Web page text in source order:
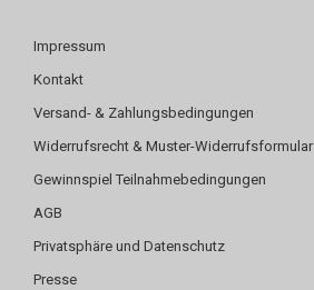
Impressum
Kontakt
Versand- & Zahlungsbedingungen
Widerrufsrecht & Muster-Widerrufsformular
Gewinnspiel Teilnahmebedingungen
AGB
Privatsphäre und Datenschutz
Presse